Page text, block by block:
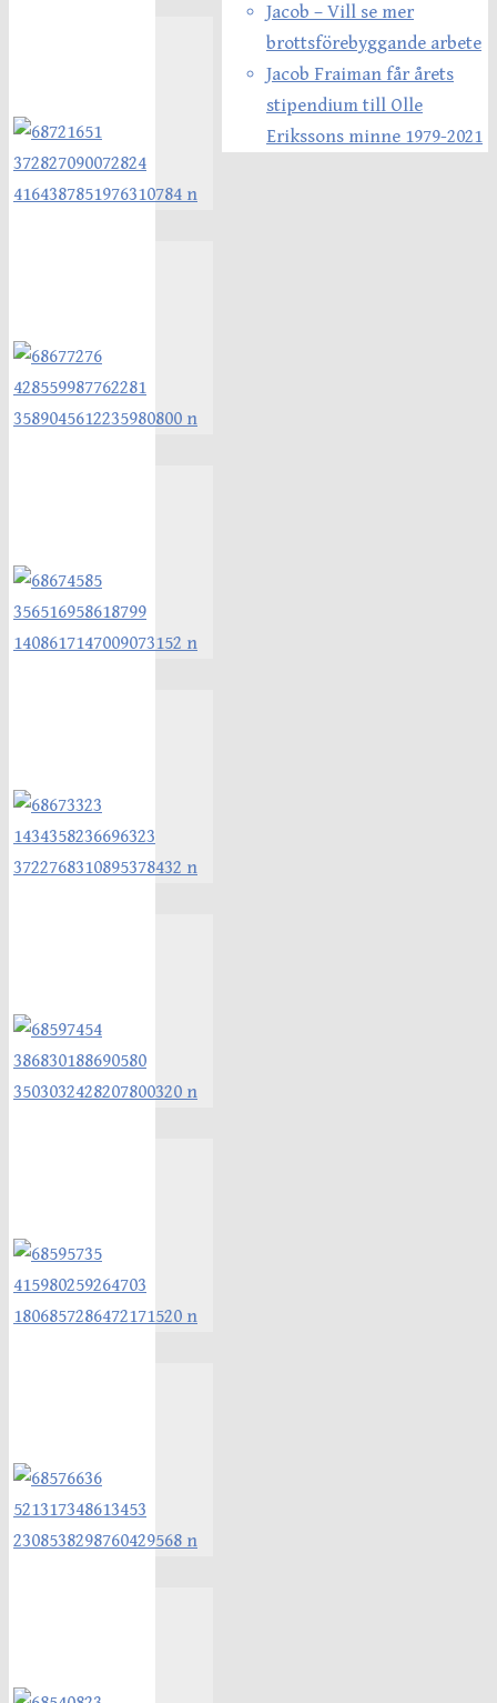
Jacob – Vill se mer
brottsförebyggande arbete
Jacob Fraiman får årets
stipendium till Olle
Erikssons minne 1979-2021